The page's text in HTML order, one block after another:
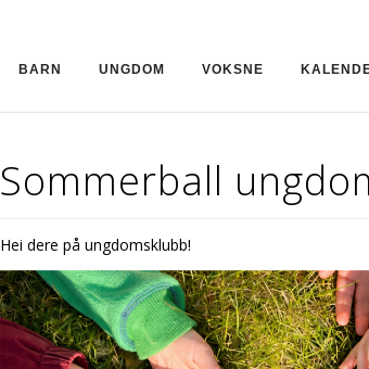
BARN UNGDOM VOKSNE
Sommerball
Hei dere på ungdomsklubb!